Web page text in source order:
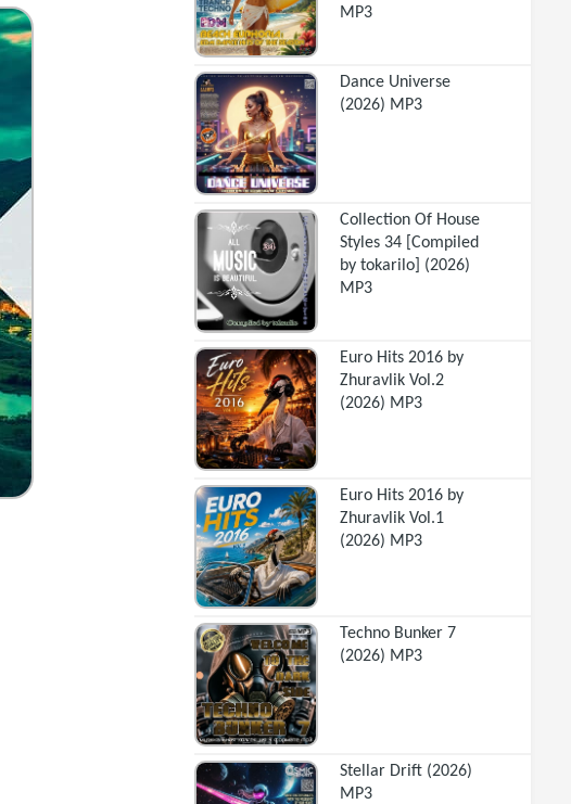
MP3
Dance Universe
(2026) MP3
Collection Of House
Styles 34 [Compiled
by tokarilo] (2026)
MP3
Euro Hits 2016 by
Zhuravlik Vol.2
(2026) MP3
Euro Hits 2016 by
Zhuravlik Vol.1
(2026) MP3
Techno Bunker 7
(2026) MP3
Stellar Drift (2026)
MP3